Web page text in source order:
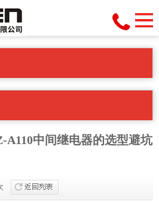
A110中间继电器的选型避坑